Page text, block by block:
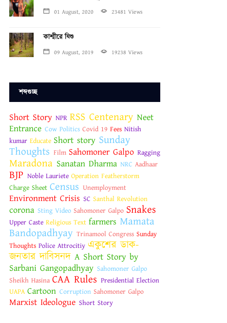
01 August, 2020 23481 Views
কাশ্মীরে যিশু
09 August, 2019 19238 Views
শব্দগুচ্ছ
Short Story NPR RSS Centenary Neet
Entrance Cow Politics Covid 19 Fees Nitish
kumar Educate Short story Sunday
Thoughts Film Sahomoner Galpo Ragging
Maradona Sanatan Dharma NRC Aadhaar
BJP Noble Lauriete Operation Featherstorm
Charge Sheet Census Unemployment
Environment Crisis SC Santhal Revolution
corona Sting Video Sahomoner Galpo Snakes
Upper Caste Religious Text farmers Mamata
Bandopadhyay Trinamool Congress Sunday
Thoughts Police Attrocitiy একুশের ডাক-
জনতার দাবিসনদ A Short Story by
Sarbani Gangopadhyay Sahomoner Galpo
Sheikh Hasina CAA Rules Presidential Election
UAPA Cartoon Corruption Sahomoner Galpo
Marxist Ideologue Short Story